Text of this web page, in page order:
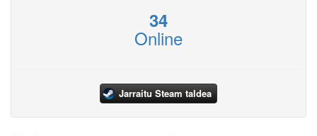
34
Online
Jarraitu Steam taldea